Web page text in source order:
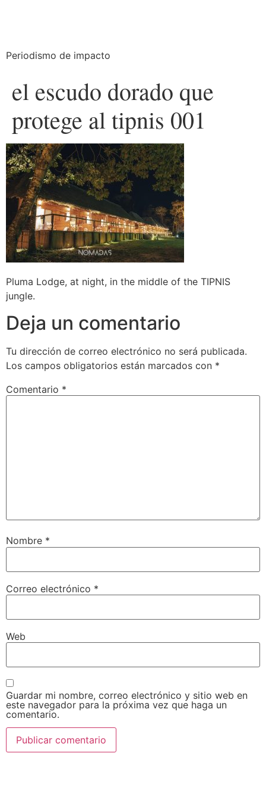
Periodismo de impacto
el escudo dorado que
protege al tipnis 001
Pluma Lodge, at night, in the middle of the TIPNIS
jungle.
Deja un comentario
Tu dirección de correo electrónico no será publicada.
Los campos obligatorios están marcados con *
Comentario *
Nombre *
Correo electrónico *
Web
Guardar mi nombre, correo electrónico y sitio web en
este navegador para la próxima vez que haga un
comentario.